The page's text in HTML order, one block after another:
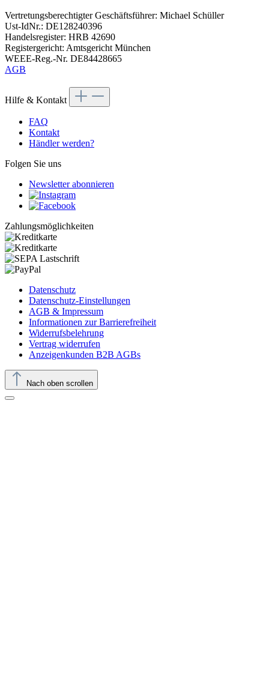
Vertretungsberechtigter Geschäftsführer: Michael Schüller
Ust-IdNr.: DE128240396
Handelsregister: HRB 42690
Registergericht: Amtsgericht München
WEEE-Reg.-Nr. DE84428665
AGB
Hilfe & Kontakt
FAQ
Kontakt
Händler werden?
Folgen Sie uns
Newsletter abonnieren
Zahlungsmöglichkeiten
Datenschutz
Datenschutz-Einstellungen
AGB & Impressum
Informationen zur Barrierefreiheit
Widerrufsbelehrung
Vertrag widerrufen
Anzeigenkunden B2B AGBs
Nach oben scrollen